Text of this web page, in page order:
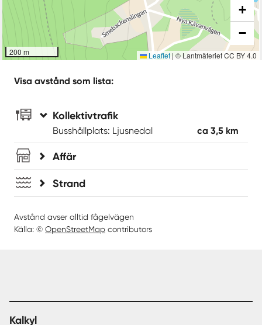
200 m
+
−
Leaflet | © Lantmäteriet CC BY 4.0
Visa avstånd som lista:
Kollektivtrafik
Busshållplats: Ljusnedal ca 3,5 km
Affär
Strand
Avstånd avser alltid fågelvägen
Källa: © OpenStreetMap contributors
Kalkyl